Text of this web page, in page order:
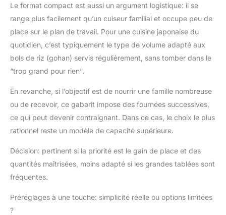
de PFAS, PFOA, plomb
et cadmium pour que
vous puissiez rendre
sain. Son revêtement
antiadhésif en
sable et offre une
libération sans effort
avec un nettoyage
rapide. Bol compatible
avec le lave-vaissage :
entretien sans
complications et un
Fuzzy LOGIC : le
Le format compact est aussi un argument logistique: il se
range plus facilement qu’un cuiseur familial et occupe peu de
place sur le plan de travail. Pour une cuisine japonaise du
quotidien, c’est typiquement le type de volume adapté aux
bols de riz (gohan) servis régulièrement, sans tomber dans le
“trop grand pour rien”.
En revanche, si l’objectif est de nourrir une famille nombreuse
ou de recevoir, ce gabarit impose des fournées successives,
ce qui peut devenir contraignant. Dans ce cas, le choix le plus
rationnel reste un modèle de capacité supérieure.
Décision: pertinent si la priorité est le gain de place et des
quantités maîtrisées, moins adapté si les grandes tablées sont
fréquentes.
Préréglages à une touche: simplicité réelle ou options limitées
?